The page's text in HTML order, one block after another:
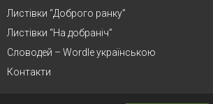
Листівки “Доброго ранку”
Листівки “На добраніч”
Словодей – Wordle українською
Контакти